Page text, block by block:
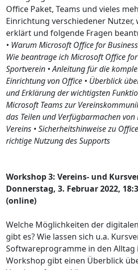
Office Paket, Teams und vieles
Einrichtung verschiedener
erklärt und folgende Fragen
• Warum Microsoft Office for
Wie beantrage ich Microsoft Office
Sportverein • Anleitung für die
Einrichtung von Office • Überblick
und Erklärung der wichtigsten
Microsoft Teams zur
das Teilen und Verfügbarmachen
Vereins • Sicherheitshinweise zu
richtige Nutzung des Supports
Workshop 3: Vereins- und
Donnerstag, 3. Februar 2022,
(online)
Welche Möglichkeiten der
gibt es? Wie lassen sich u.a.
Softwareprogramme in den Alltag
Workshop gibt einen Überblick